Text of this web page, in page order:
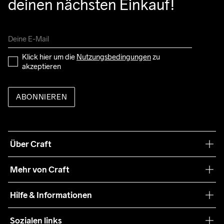
deinen nächsten Einkauf!
Klick hier um die Nutzungsbedingungen zu
akzeptieren
ABONNIEREN
Über Craft
Nachhaltigkeit
Mehr von Craft
Teamwear
Hilfe & Informationen
Sozialen links